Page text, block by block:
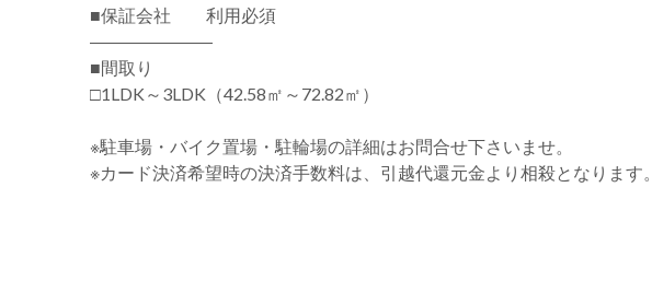
■保証会社 利用必須
―――――――
■間取り
□1LDK～3LDK（42.58㎡～72.82㎡）
※駐車場・バイク置場・駐輪場の詳細はお問合せ下さいませ。
※カード決済希望時の決済手数料は、引越代還元金より相殺となります。